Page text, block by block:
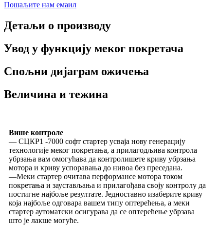
Пошаљите нам емаил
Детаљи о производу
Увод у функцију меког покретача
Спољни дијаграм ожичења
Величина и тежина
Више контроле
— СЦКР1 -7000 софт стартер усваја нову генерацију
технологије меког покретања, а прилагодљива контрола
убрзања вам омогућава да контролишете криву убрзања
мотора и криву успоравања до нивоа без преседана.
—Меки стартер очитава перформансе мотора током
покретања и заустављања и прилагођава своју контролу да
постигне најбоље резултате. Једноставно изаберите криву
која најбоље одговара вашем типу оптерећења, а меки
стартер аутоматски осигурава да се оптерећење убрзава
што је лакше могуће.